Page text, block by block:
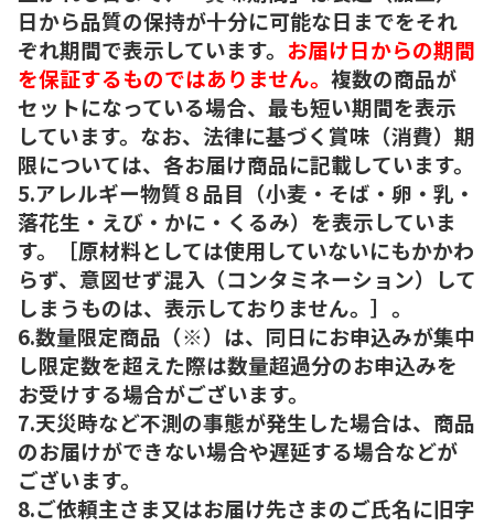
日から品質の保持が十分に可能な日までをそれ
ぞれ期間で表示しています。 お届け日からの期間
を保証するものではありません。 複数の商品が
セットになっている場合、最も短い期間を表示
しています。なお、法律に基づく賞味（消費）期
限については、各お届け商品に記載しています。
5.アレルギー物質８品目（小麦・そば・卵・乳・
落花生・えび・かに・くるみ）を表示していま
す。［原材料としては使用していないにもかかわ
らず、意図せず混入（コンタミネーション）して
しまうものは、表示しておりません。］。
6.数量限定商品（※）は、同日にお申込みが集中
し限定数を超えた際は数量超過分のお申込みを
お受けする場合がございます。
7.天災時など不測の事態が発生した場合は、商品
のお届けができない場合や遅延する場合などが
ございます。
8.ご依頼主さま又はお届け先さまのご氏名に旧字